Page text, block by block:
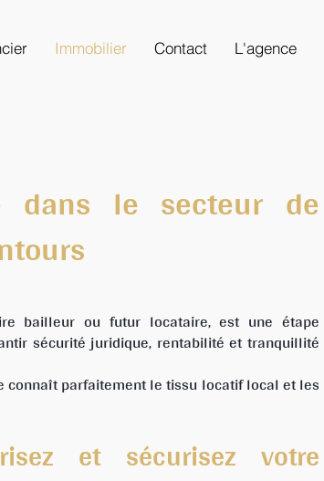
Immobilier Contact L'agence
dans le secteur de
bailleur ou futur locataire, est une étape
sécurité juridique, rentabilité et tranquillité
parfaitement le tissu locatif local et les
et sécurisez votre